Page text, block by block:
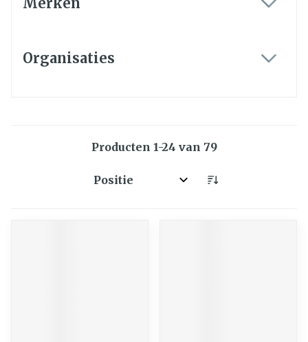
Organisaties
Producten 1-24 van 79
Sorteer op: